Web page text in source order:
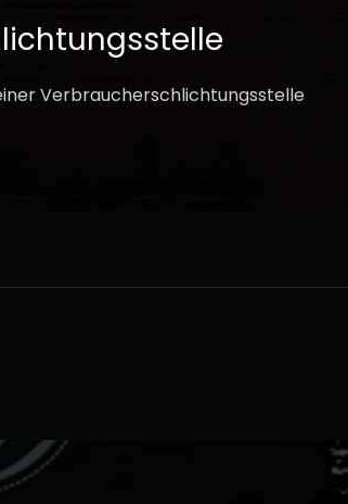
Verbraucherschlichtungsstelle